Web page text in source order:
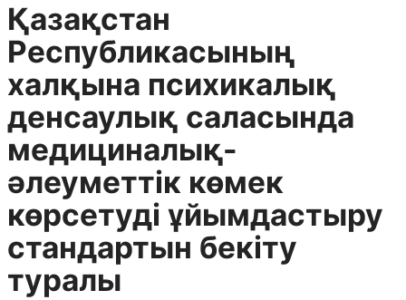
Қазақстан
Республикасының
халқына психикалық
денсаулық саласында
медициналық-
әлеуметтік көмек
көрсетуді ұйымдастыру
стандартын бекіту
туралы